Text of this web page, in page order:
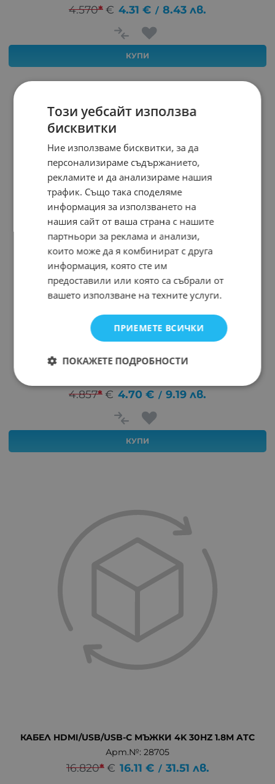
4.570*€ 4.31 € / 8.43 лв.
КУПИ
КАБЕЛ OTG
4.857*€ 4.70 € / 9.19 лв.
КУПИ
КАБЕЛ HDMI/USB/USB-C МЪЖКИ 4K 30HZ 1.8M ATC
Арт.№: 28705
16.820* € 16.11 € / 31.51 лв.
Този уебсайт използва
бисквитки
Ние използваме бисквитки, за да
персонализираме съдържанието,
рекламите и да анализираме нашия
трафик. Също така споделяме
информация за използването на
нашия сайт от ваша страна с нашите
партньори за реклама и анализи,
които може да я комбинират с друга
информация, която сте им
предоставили или която са събрали от
вашето използване на техните услуги.
ПРИЕМЕТЕ ВСИЧКИ
ПОКАЖЕТЕ ПОДРОБНОСТИ